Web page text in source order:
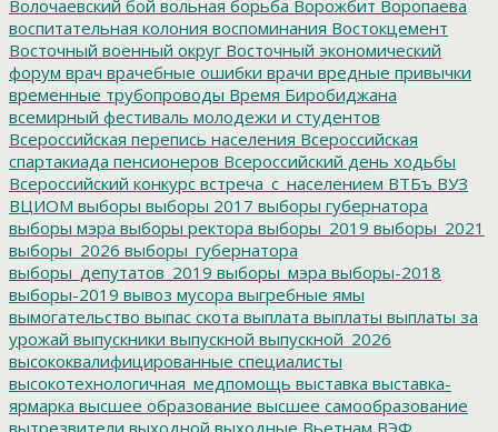
Волочаевский бой вольная борьба Ворожбит Воропаева
воспитательная колония воспоминания Востокцемент
Восточный военный округ Восточный экономический
форум врач врачебные ошибки врачи вредные привычки
временные трубопроводы Время Биробиджана
всемирный фестиваль молодежи и студентов
Всероссийская перепись населения Всероссийская
спартакиада пенсионеров Всероссийский день ходьбы
Всероссийский конкурс встреча_с_населением ВТБъ ВУЗ
ВЦИОМ выборы выборы 2017 выборы губернатора
выборы мэра выборы ректора выборы_2019 выборы_2021
выборы_2026 выборы_губернатора
выборы_депутатов_2019 выборы_мэра выборы-2018
выборы-2019 вывоз мусора выгребные ямы
вымогательство выпас скота выплата выплаты выплаты за
урожай выпускники выпускной выпускной_2026
высококвалифицированные специалисты
высокотехнологичная_медпомощь выставка выставка-
ярмарка высшее образование высшее самообразование
вытрезвители выходной выходные Вьетнам ВЭФ